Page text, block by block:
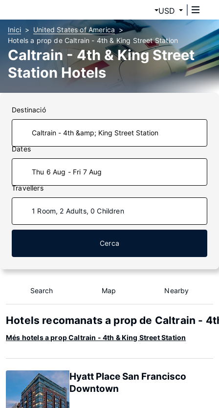
USD
Inici
United States of America
Hotels a prop de Caltrain - 4th & King Street Station
Caltrain - 4th & King Street
Station Hotels
Destinació
Dates
Thu 6 Aug - Fri 7 Aug
Travellers
1 Room, 2 Adults, 0 Children
Cerca
Search Map Nearby
Hotels recomanats a prop de Caltrain -
Més hotels a prop Caltrain - 4th & King Street Station
Hyatt Place San Francisco
Downtown